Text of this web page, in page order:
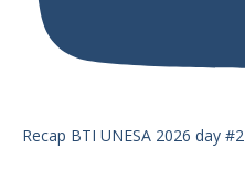
Recap BTI UNESA 2026 day #2